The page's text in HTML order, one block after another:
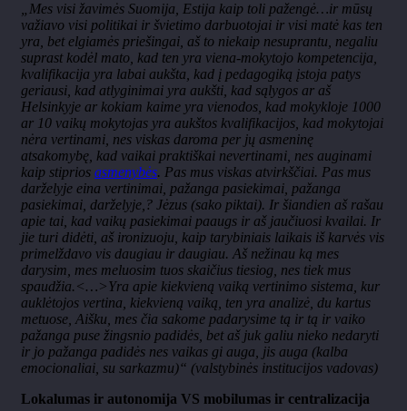
„Mes visi žavimės Suomija, Estija kaip toli pažengė…ir mūsų
važiavo visi politikai ir švietimo darbuotojai ir visi matė kas ten
yra, bet elgiamės priešingai, aš to niekaip nesuprantu, negaliu
suprast kodėl mato, kad ten yra viena-mokytojo kompetencija,
kvalifikacija yra labai aukšta, kad į pedagogiką įstoja patys
geriausi, kad atlyginimai yra aukšti, kad sąlygos ar aš
Helsinkyje ar kokiam kaime yra vienodos, kad mokykloje 1000
ar 10 vaikų mokytojas yra aukštos kvalifikacijos, kad mokytojai
nėra vertinami, nes viskas daroma per jų asmeninę
atsakomybę, kad vaikai praktiškai nevertinami, nes auginami
kaip stiprios asmenybės. Pas mus viskas atvirkščiai. Pas mus
darželyje eina vertinimai, pažanga pasiekimai, pažanga
pasiekimai, darželyje,? Jėzus (sako piktai). Ir šiandien aš rašau
apie tai, kad vaikų pasiekimai paaugs ir aš jaučiuosi kvailai. Ir
jie turi didėti, aš ironizuoju, kaip tarybiniais laikais iš karvės vis
primelždavo vis daugiau ir daugiau. Aš nežinau ką mes
darysim, mes meluosim tuos skaičius tiesiog, nes tiek mus
spaudžia.<…>Yra apie kiekvieną vaiką vertinimo sistema, kur
auklėtojos vertina, kiekvieną vaiką, ten yra analizė, du kartus
metuose, Aišku, mes čia sakome padarysime tą ir tą ir vaiko
pažanga puse žingsnio padidės, bet aš juk galiu nieko nedaryti
ir jo pažanga padidės nes vaikas gi auga, jis auga (kalba
emocionaliai, su sarkazmu)“ (valstybinės institucijos vadovas)
Lokalumas ir autonomija VS mobilumas ir centralizacija